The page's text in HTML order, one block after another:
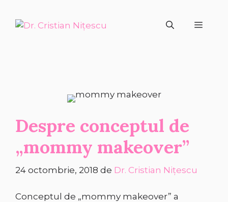
conținut
Despre conceptul de
„mommy makeover”
24 octombrie, 2018 de Dr. Cristian Nițescu
Conceptul de „mommy makeover” a